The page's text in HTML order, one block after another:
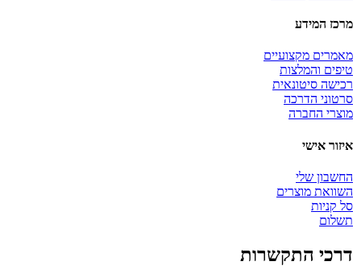
מרכז המידע
מאמרים מקצועיים
טיפים והמלצות
רכישה סיטונאית
סרטוני הדרכה
מוצרי החברה
איזור אישי
החשבון שלי
השוואת מוצרים
סל קניות
תשלום
דרכי התקשרות